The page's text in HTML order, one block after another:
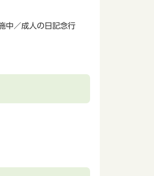
中／成人の日記念行